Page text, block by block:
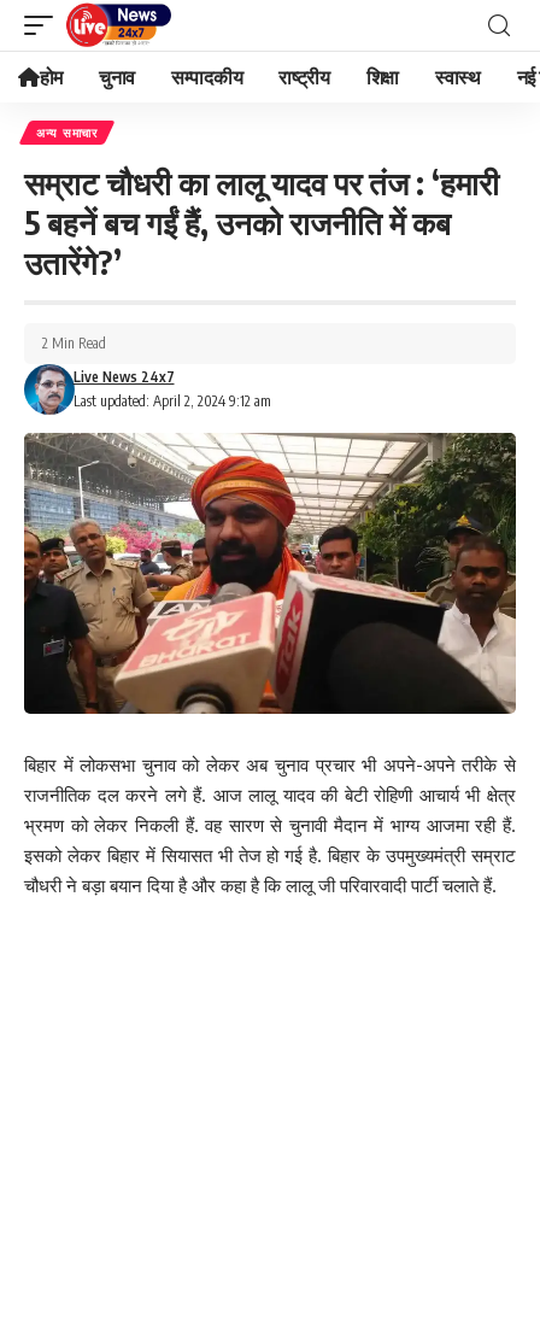
होम चुनाव सम्पादकीय राष्ट्रीय शिक्षा स्वास्थ नई
अन्य समाचार
सम्राट चौधरी का लालू यादव पर तंज : ‘हमारी
5 बहनें बच गईं हैं, उनको राजनीति में कब
उतारेंगे?’
Last updated: April 2, 2024 9:12 am
Live News 24x7
2 Min Read
बिहार में लोकसभा चुनाव को लेकर अब चुनाव प्रचार भी अपने-अपने तरीके से
राजनीतिक दल करने लगे हैं. आज लालू यादव की बेटी रोहिणी आचार्य भी क्षेत्र
भ्रमण को लेकर निकली हैं. वह सारण से चुनावी मैदान में भाग्य आजमा रही हैं.
इसको लेकर बिहार में सियासत भी तेज हो गई है. बिहार के उपमुख्यमंत्री सम्राट
चौधरी ने बड़ा बयान दिया है और कहा है कि लालू जी परिवारवादी पार्टी चलाते हैं.